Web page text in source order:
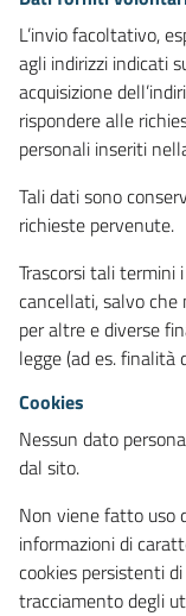
L’invio facoltativo,
agli indirizzi indicati
acquisizione
rispondere alle
personali inseriti
Tali dati sono
richieste pervenute.
Trascorsi tali termini
cancellati, salvo che
per altre e diverse
legge (ad es. finalità
Cookies
Nessun dato
dal sito.
Non viene fatto uso
informazioni di
cookies persistenti
tracciamento degli